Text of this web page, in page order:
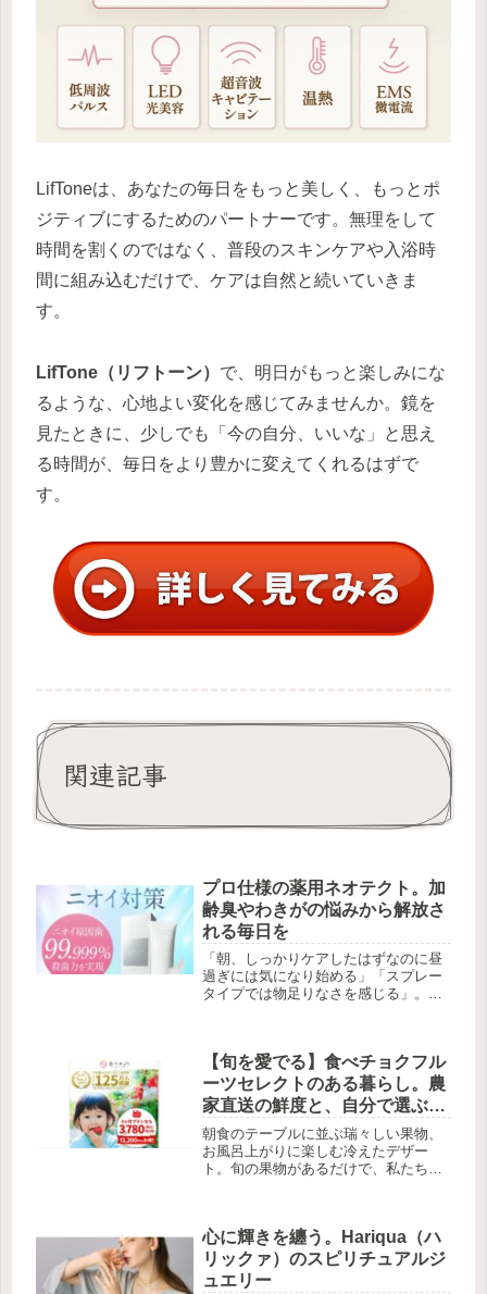
LifToneは、あなたの毎日をもっと美しく、もっとポ
ジティブにするためのパートナーです。無理をして
時間を割くのではなく、普段のスキンケアや入浴時
間に組み込むだけで、ケアは自然と続いていきま
す。
LifTone（リフトーン） で、明日がもっと楽しみにな
るような、心地よい変化を感じてみませんか。鏡を
見たときに、少しでも「今の自分、いいな」と思え
る時間が、毎日をより豊かに変えてくれるはずで
す。
関連記事
プロ仕様の薬用ネオテクト。加
齢臭やわきがの悩みから解放さ
れる毎日を
「朝、しっかりケアしたはずなのに昼
過ぎには気になり始める」「スプレー
タイプでは物足りなさを感じる」。そ
トは、単に香りで臭いをごまかすので
は...
【旬を愛でる】食べチョクフル
ーツセレクトのある暮らし。農
家直送の鮮度と、自分で選ぶ楽
しさがもたらす贅沢なひととき
朝食のテーブルに並ぶ瑞々しい果物、
お風呂上がりに楽しむ冷えたデザー
ト。旬の果物があるだけで、私たちの
ぶのが大変」と感じることはありませ
んか...
心に輝きを纏う。Hariqua（ハ
リックァ）のスピリチュアルジ
ュエリー